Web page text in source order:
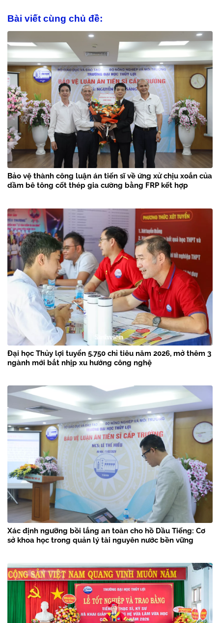
Bài viết cùng chủ đề:
Bảo vệ thành công luận án tiến sĩ về ứng xử chịu xoắn của
dầm bê tông cốt thép gia cường bằng FRP kết hợp
Đại học Thủy lợi tuyển 5.750 chỉ tiêu năm 2026, mở thêm 3
ngành mới bắt nhịp xu hướng công nghệ
Xác định ngưỡng bồi lắng an toàn cho hồ Dầu Tiếng: Cơ
sở khoa học trong quản lý tài nguyên nước bền vững